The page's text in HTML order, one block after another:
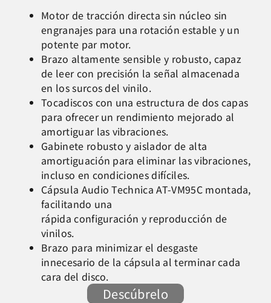
Motor de tracción directa sin núcleo sin
engranajes para una rotación estable y un
potente par motor.
Brazo altamente sensible y robusto, capaz
de leer con precisión la señal almacenada
en los surcos del vinilo.
Tocadiscos con una estructura de dos capas
para ofrecer un rendimiento mejorado al
amortiguar las vibraciones.
Gabinete robusto y aislador de alta
amortiguación para eliminar las vibraciones,
incluso en condiciones difíciles.
Cápsula Audio Technica AT-VM95C montada,
facilitando una
rápida configuración y reproducción de
vinilos.
Brazo para minimizar el desgaste
innecesario de la cápsula al terminar cada
cara del disco.
Descúbrelo